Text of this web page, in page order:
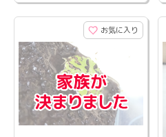
お気に入り